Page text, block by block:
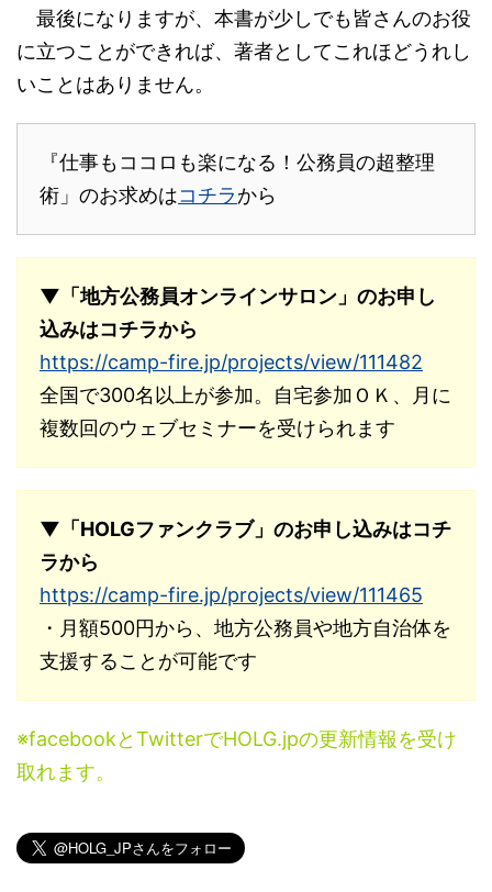
最後になりますが、本書が少しでも皆さんのお役
に立つことができれば、著者としてこれほどうれし
いことはありません。
『仕事もココロも楽になる！公務員の超整理
術」のお求めはコチラから
▼「地方公務員オンラインサロン」のお申し
込みはコチラから
https://camp-fire.jp/projects/view/111482
全国で300名以上が参加。自宅参加ＯＫ、月に
複数回のウェブセミナーを受けられます
▼「HOLGファンクラブ」のお申し込みはコチ
ラから
https://camp-fire.jp/projects/view/111465
・月額500円から、地方公務員や地方自治体を
支援することが可能です
※facebookとTwitterでHOLG.jpの更新情報を受け
取れます。